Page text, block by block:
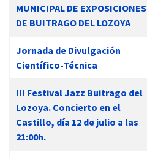
MUNICIPAL DE EXPOSICIONES
DE BUITRAGO DEL LOZOYA
Jornada de Divulgación
Científico-Técnica
III Festival Jazz Buitrago del
Lozoya. Concierto en el
Castillo, día 12 de julio a las
21:00h.